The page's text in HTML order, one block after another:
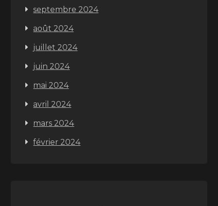
septembre 2024
août 2024
juillet 2024
juin 2024
mai 2024
avril 2024
mars 2024
février 2024